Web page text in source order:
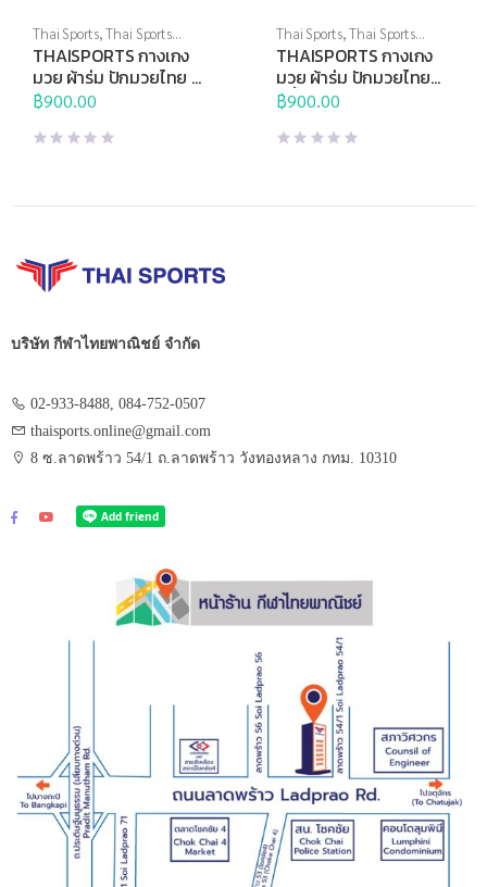
Thai Sports,Thai Sports
Brand,ชกมวย,ศิลปะการต่อสู้
ป้องกันตัว
THAISPORTS กางเกง
มวย ผ้าร่ม ปักมวยไทย สี
แดงแถบดำ
฿900.00
Thai Sports,Thai Sports
Brand,ชกมวย,ศิลปะการต่อสู้
ป้องกันตัว
THAISPORTS กางเกง
มวย ผ้าร่ม ปักมวยไทย
สีน้ำเงินแถบเหลือง
฿900.00
บริษัท กีฬาไทยพาณิชย์ จำกัด
02-933-8488, 084-752-0507
thaisports.online@gmail.com
8 ซ.ลาดพร้าว 54/1 ถ.ลาดพร้าว วังทองหลาง กทม. 10310